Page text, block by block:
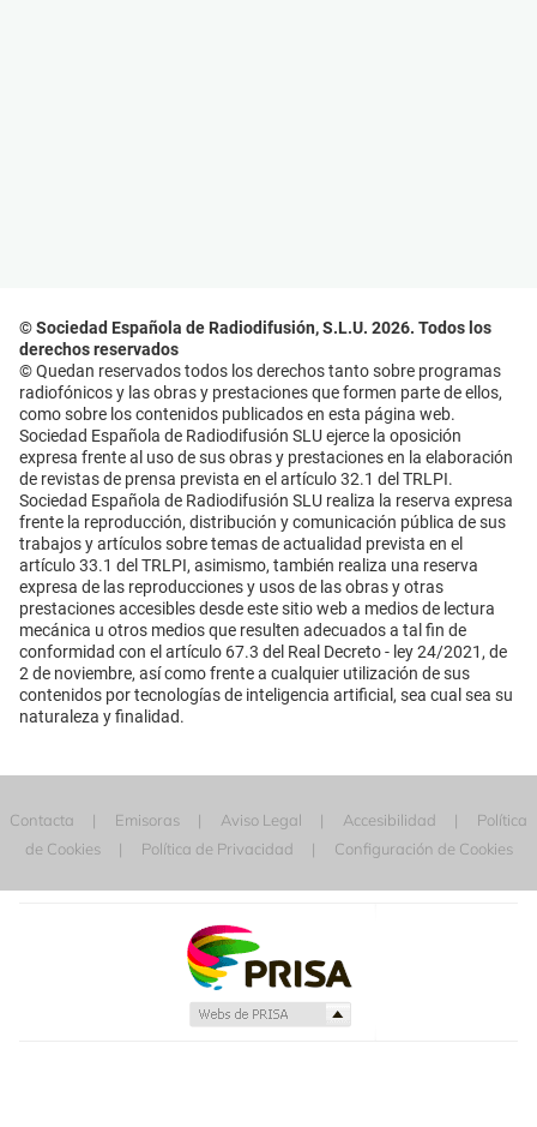
© Sociedad Española de Radiodifusión, S.L.U. 2026. Todos los
derechos reservados
© Quedan reservados todos los derechos tanto sobre programas
radiofónicos y las obras y prestaciones que formen parte de ellos,
como sobre los contenidos publicados en esta página web.
Sociedad Española de Radiodifusión SLU ejerce la oposición
expresa frente al uso de sus obras y prestaciones en la elaboración
de revistas de prensa prevista en el artículo 32.1 del TRLPI.
Sociedad Española de Radiodifusión SLU realiza la reserva expresa
frente la reproducción, distribución y comunicación pública de sus
trabajos y artículos sobre temas de actualidad prevista en el
artículo 33.1 del TRLPI, asimismo, también realiza una reserva
expresa de las reproducciones y usos de las obras y otras
prestaciones accesibles desde este sitio web a medios de lectura
mecánica u otros medios que resulten adecuados a tal fin de
conformidad con el artículo 67.3 del Real Decreto - ley 24/2021, de
2 de noviembre, así como frente a cualquier utilización de sus
contenidos por tecnologías de inteligencia artificial, sea cual sea su
naturaleza y finalidad.
Contacta Emisoras Aviso Legal Accesibilidad
Política
de Cookies
Política de Privacidad Configuración de Cookies